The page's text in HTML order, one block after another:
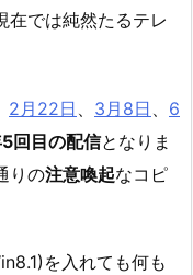
在では純然たるテレ
2月22日 3月8日
6
回目の配信となりま
りの注意喚起なコピ
を入れても何も